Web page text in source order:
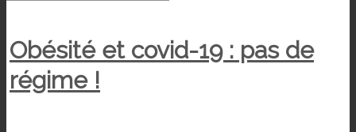
Obésité et covid-19 : pas de
régime !